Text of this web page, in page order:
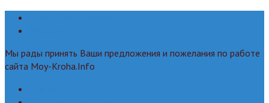
Мы рады принять Ваши предложения и пожелания по работе
сайта Moy-Kroha.Info